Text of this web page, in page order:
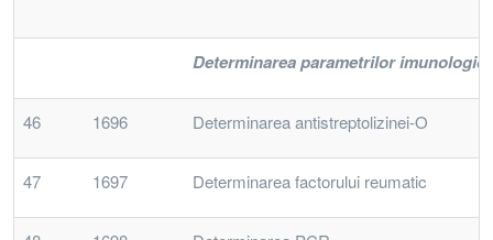
Determinarea parametrilor imunologici
46 1696 Determinarea antistreptolizinei-O
47 1697 Determinarea factorului reumatic